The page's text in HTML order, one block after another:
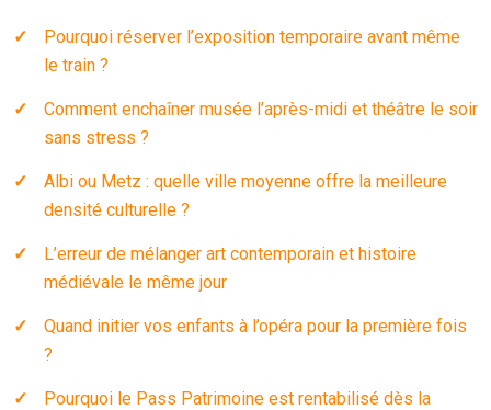
Pourquoi réserver l’exposition temporaire avant même
le train ?
Comment enchaîner musée l’après-midi et théâtre le soir
sans stress ?
Albi ou Metz : quelle ville moyenne offre la meilleure
densité culturelle ?
L’erreur de mélanger art contemporain et histoire
médiévale le même jour
Quand initier vos enfants à l’opéra pour la première fois
?
Pourquoi le Pass Patrimoine est rentabilisé dès la